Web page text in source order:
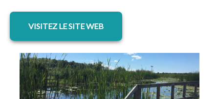
VISITEZ LE SITE WEB
s’ouvre dans un nouvel onglet